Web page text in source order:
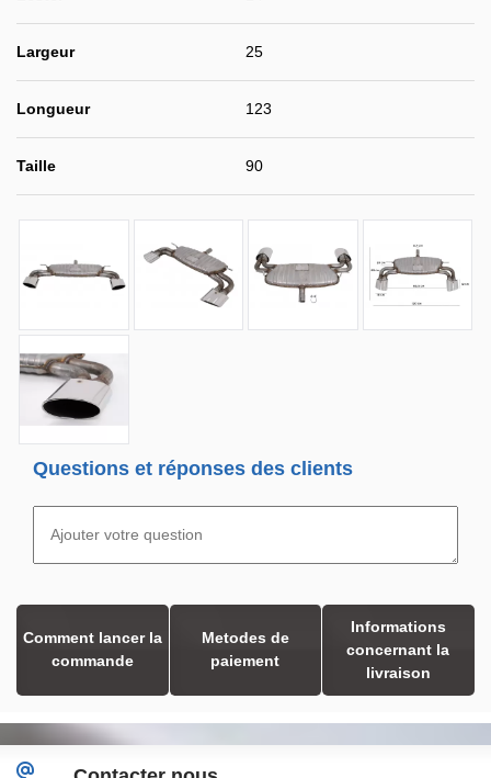
Largeur 25
Longueur 123
Taille 90
Questions et réponses des clients
Comment lancer la
commande
Metodes de
paiement
Informations
concernant la
livraison